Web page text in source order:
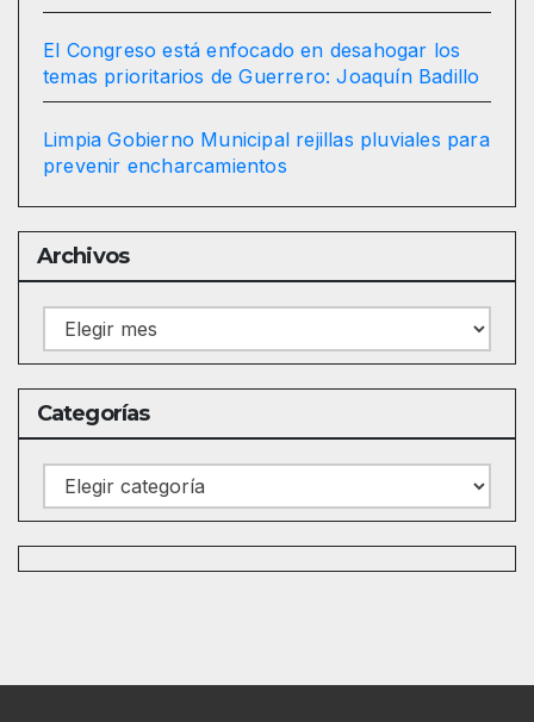
El Congreso está enfocado en desahogar los
temas prioritarios de Guerrero: Joaquín Badillo
Limpia Gobierno Municipal rejillas pluviales para
prevenir encharcamientos
Archivos
Archivos
Categorías
Categorías